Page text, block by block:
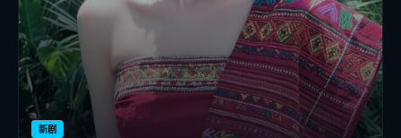
新剧